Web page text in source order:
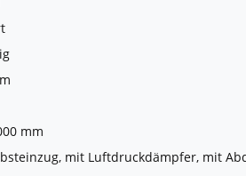
mm
mit Luftdruckdämpfer, mit